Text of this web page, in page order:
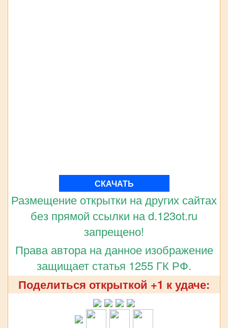
СКАЧАТЬ
Размещение открытки на других сайтах
без прямой ссылки на d.123ot.ru
запрещено!
Права автора на данное изображение
защищает статья 1255 ГК РФ.
Поделиться открыткой +1 к удаче: